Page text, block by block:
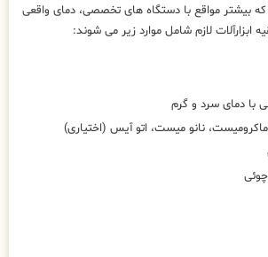
است که بیشتر مواقع با دستگاه های تخصصی، دمای واقعی
لازم شامل موارد زیر می شوند:
با دمای سرد و گرم
ماکرومیست، نانو میست، اتو آیس (اختیاری)